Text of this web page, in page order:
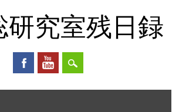
研究室残日録